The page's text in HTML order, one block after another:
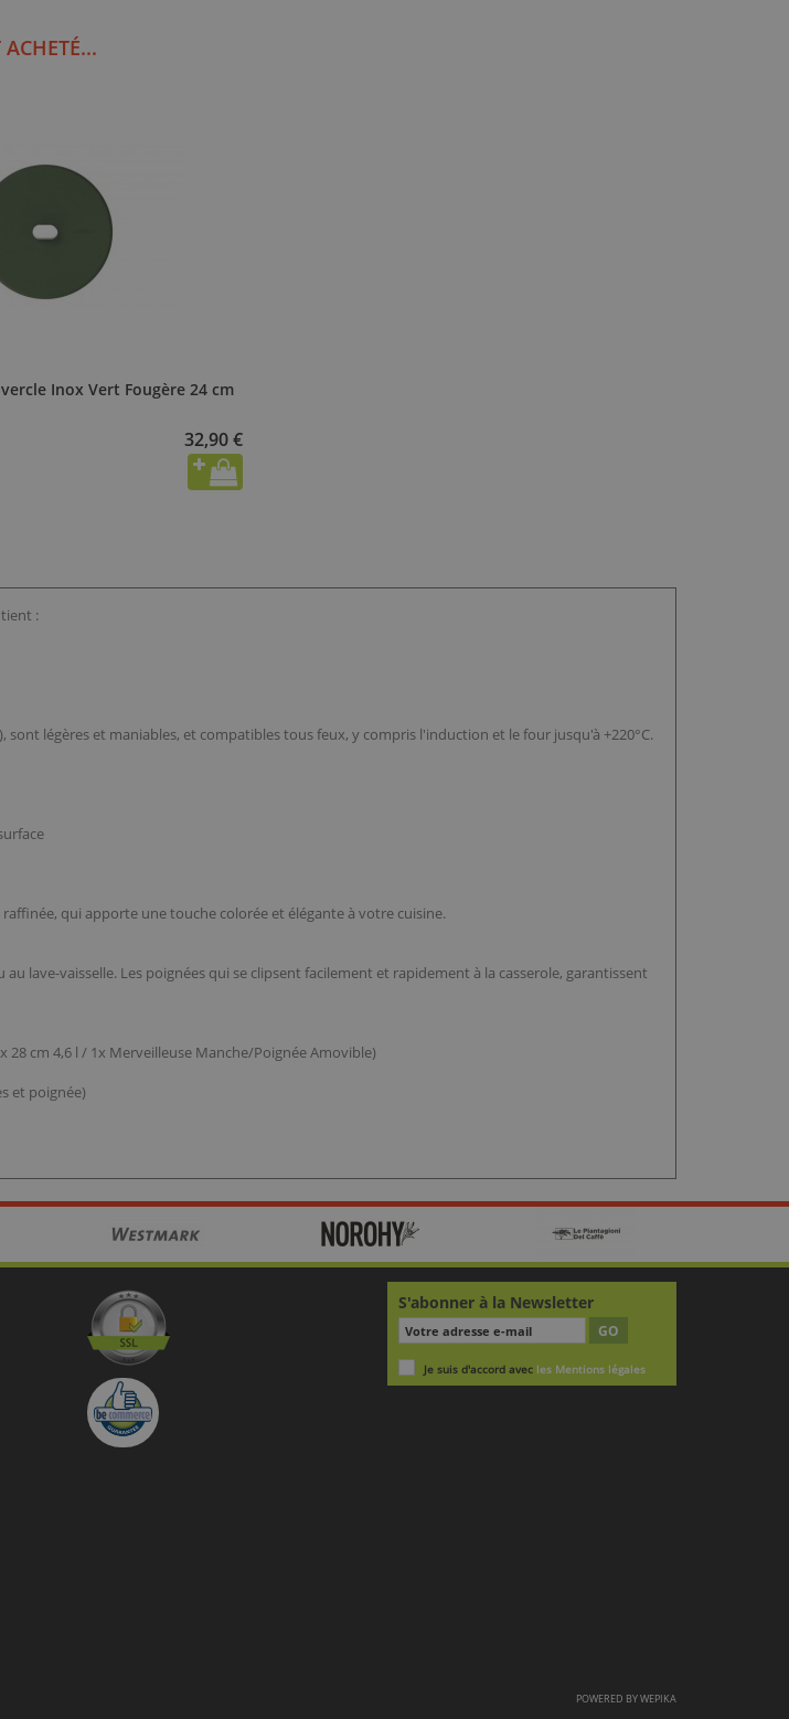
Inox Vert Fougère 24 cm
32,90 €
:
légères et maniables, et compatibles tous feux, y compris l'induction et le four jusqu'à +220°C.
qui apporte une touche colorée et élégante à votre cuisine.
lave-vaisselle. Les poignées qui se clipsent facilement et rapidement à la casserole, garantissent
28 cm 4,6 l / 1x Merveilleuse Manche/Poignée Amovible)
et poignée)
S'abonner à la Newsletter
GO
Je suis d'accord avec les Mentions légales
POWERED BYWEPIKA